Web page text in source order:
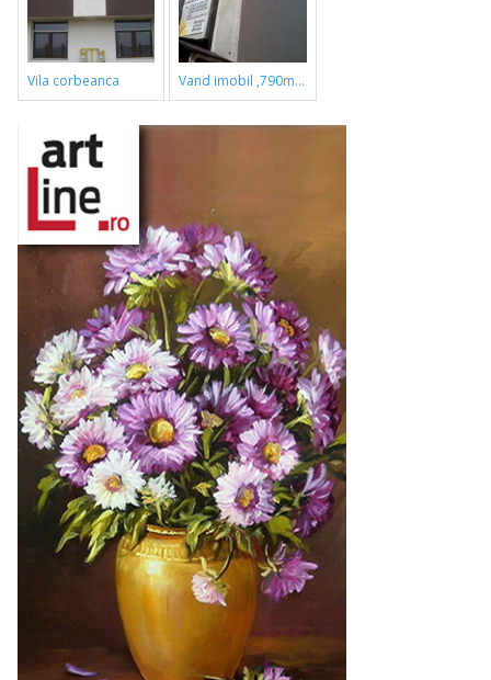
vila corbeanca vand imobil ,790m,piata gorjului,pret negociabil